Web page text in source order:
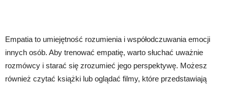
Empatia to umiejętność rozumienia i współodczuwania emocji
innych osób. Aby trenować empatię, warto słuchać uważnie
rozmówcy i starać się zrozumieć jego perspektywę. Możesz
również czytać książki lub oglądać filmy, które przedstawiają